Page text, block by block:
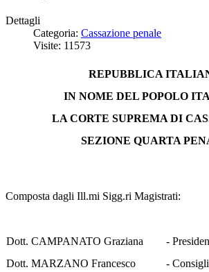
Dettagli
Categoria: Cassazione penale
Visite: 11573
REPUBBLICA
IN NOME DEL POPOLO
LA CORTE SUPREMA DI
SEZIONE QUARTA
Composta dagli Ill.mi Sigg.ri Magistrati:
Dott. CAMPANATO Graziana
Dott. MARZANO Francesco
-
-